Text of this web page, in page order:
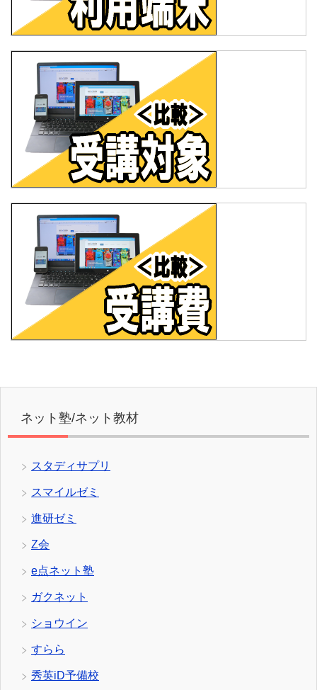
ネット塾/ネット教材
スタディサプリ
スマイルゼミ
進研ゼミ
Z会
e点ネット塾
ガクネット
ショウイン
すらら
秀英iD予備校